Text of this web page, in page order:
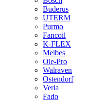
Buderus
UTERM
Purmo
Fancoil
K-FLEX
Meibes
Ole-Pro
Walraven
Ostendorf
Veria
Fado